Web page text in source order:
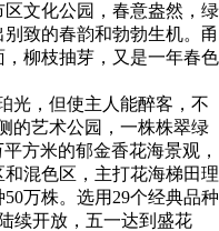
文化公园，春意盎然，绿
致的春韵和勃勃生机。甬
柳枝抽芽，又是一年春色
光，但使主人能醉客，不
的艺术公园，一株株翠绿
方米的郁金香花海景观，
混色区，主打花海梯田理
万株。选用29个经典品种
续开放，五一达到盛花